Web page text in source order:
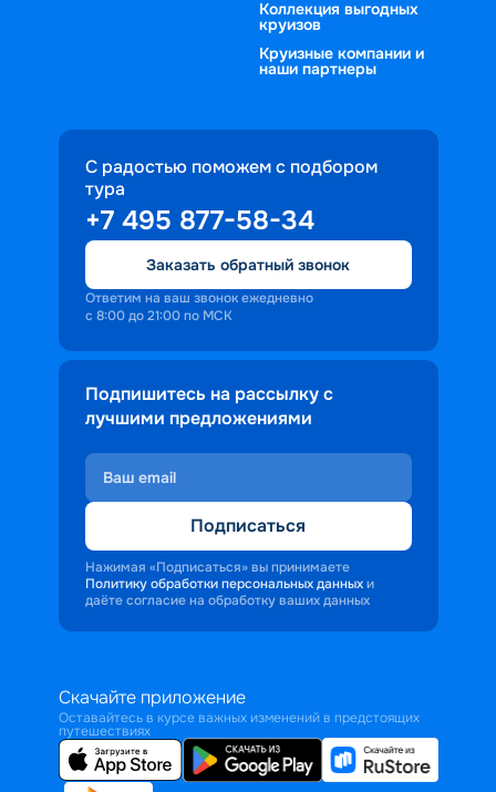
Коллекция выгодных
круизов
Круизные компании и
наши партнеры
С радостью поможем с подбором
тура
+7 495 877-58-34
Заказать обратный звонок
Ответим на ваш звонок ежедневно
с 8:00 до 21:00 по МСК
Подпишитесь на рассылку с
лучшими предложениями
Подписаться
Нажимая «Подписаться» вы принимаете
Политику обработки персональных данных и
даёте согласие на обработку ваших данных
Скачайте приложение
Оставайтесь в курсе важных изменений в предстоящих
путешествиях